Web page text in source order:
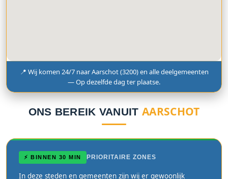
📍 Wij komen 24/7 naar Aarschot (3200) en alle deelgemeenten
— Op dezelfde dag ter plaatse.
ONS BEREIK VANUIT AARSCHOT
⚡ BINNEN 30 MIN PRIORITAIRE ZONES
In deze steden en gemeenten zijn wij er gewoonlijk